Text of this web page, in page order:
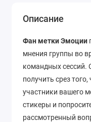
Описание
Фан метки Эмоции
мнения группы во
командных сессий.
получить срез
участники вашего
стикеры и
рассмотренный